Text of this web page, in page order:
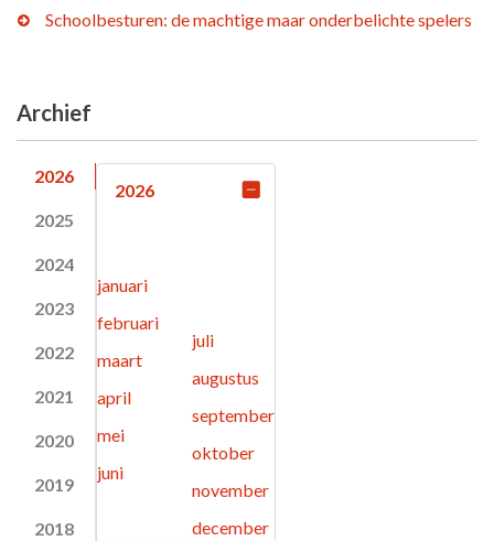
Schoolbesturen: de machtige maar onderbelichte spelers
Archief
2026
2025
2024
2023
2022
2021
2020
2019
2018
2026
januari
februari
maart
april
mei
juni
juli
augustus
september
oktober
november
december